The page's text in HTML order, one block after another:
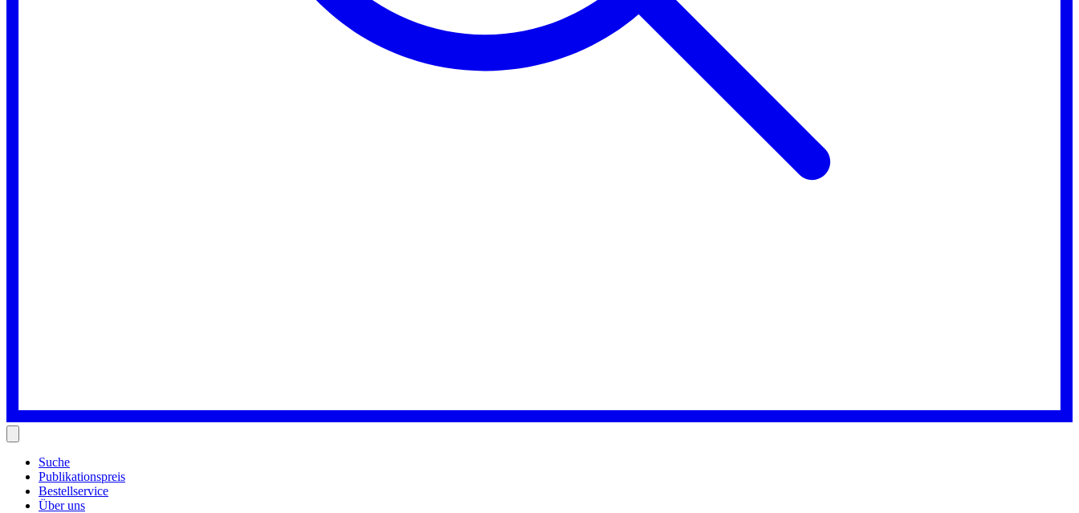
Suche
Publikationspreis
Bestellservice
Über uns